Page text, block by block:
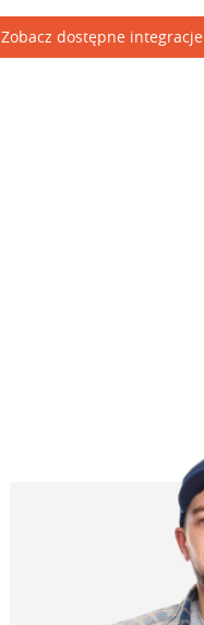
Zobacz dostępne integracje